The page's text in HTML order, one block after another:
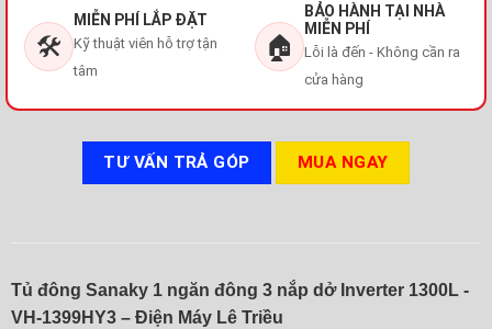
🛠️
MIỄN PHÍ LẮP ĐẶT
Kỹ thuật viên hỗ trợ tận
tâm
🏠
BẢO HÀNH TẠI NHÀ
MIỄN PHÍ
Lỗi là đến - Không cần ra
cửa hàng
TƯ VẤN TRẢ GÓP MUA NGAY
Tủ đông Sanaky 1 ngăn đông 3 nắp dở Inverter 1300L -
VH-1399HY3 – Điện Máy Lê Triều